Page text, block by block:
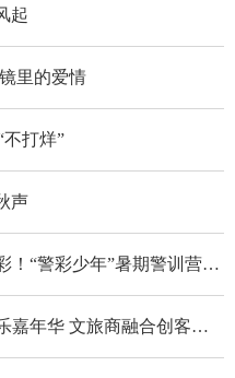
起
里的爱情
不打烊”
声
• 快乐一“夏” 解锁不一样的“警”彩！“警彩少年”暑期警训营开营啦！
• 天津港保税区举办盛大国漫音乐嘉年华 文旅商融合创客流新高